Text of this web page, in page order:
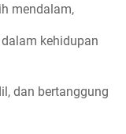
mendalam,
kehidupan
dan bertanggung